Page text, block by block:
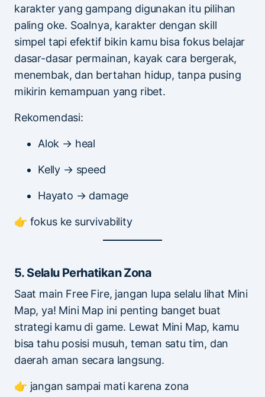
karakter yang gampang digunakan itu pilihan
paling oke. Soalnya, karakter dengan skill
simpel tapi efektif bikin kamu bisa fokus belajar
dasar-dasar permainan, kayak cara bergerak,
menembak, dan bertahan hidup, tanpa pusing
mikirin kemampuan yang ribet.
Rekomendasi:
Alok → heal
Kelly → speed
Hayato → damage
👉 fokus ke survivability
5. Selalu Perhatikan Zona
Saat main Free Fire, jangan lupa selalu lihat Mini
Map, ya! Mini Map ini penting banget buat
strategi kamu di game. Lewat Mini Map, kamu
bisa tahu posisi musuh, teman satu tim, dan
daerah aman secara langsung.
👉 jangan sampai mati karena zona